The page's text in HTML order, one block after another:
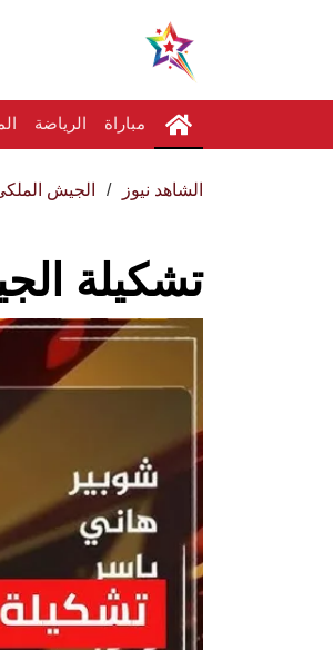
مباراة الرياضة
الشاهد نيوز الجيش
تشكيلة